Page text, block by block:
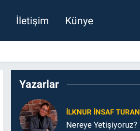
İletişim Künye
Yazarlar
İLKNUR İNSAF TURAN
Nereye Yetişiyoruz?